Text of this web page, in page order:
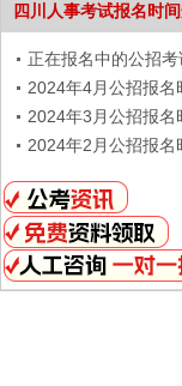
四川人事考试报名时
正在报名中的公招考
2024年4月公招报名
2024年3月公招报名
2024年2月公招报名